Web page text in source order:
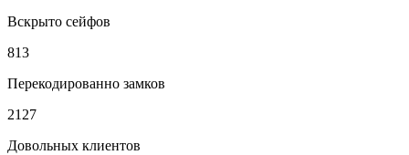
Вскрыто сейфов
813
Перекодированно замков
2127
Довольных клиентов